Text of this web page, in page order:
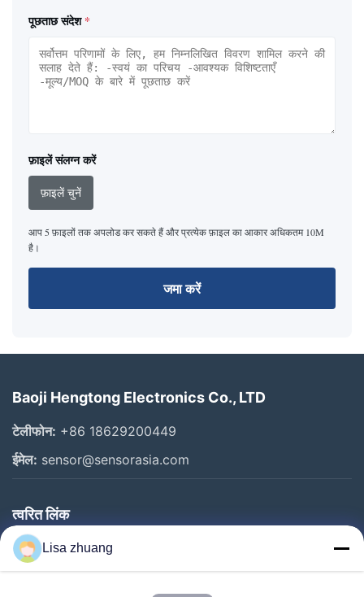
पूछताछ संदेश *
फ़ाइलें संलग्न करें
फ़ाइलें चुनें
आप 5 फ़ाइलों तक अपलोड कर सकते हैं और प्रत्येक फ़ाइल का आकार अधिकतम 10M
है।
जमा करें
Baoji Hengtong Electronics Co., LTD
टेलीफोन: +86 18629200449
ईमेल: sensor@sensorasia.com
त्वरित लिंक
घर
उत्पादों
Lisa zhuang